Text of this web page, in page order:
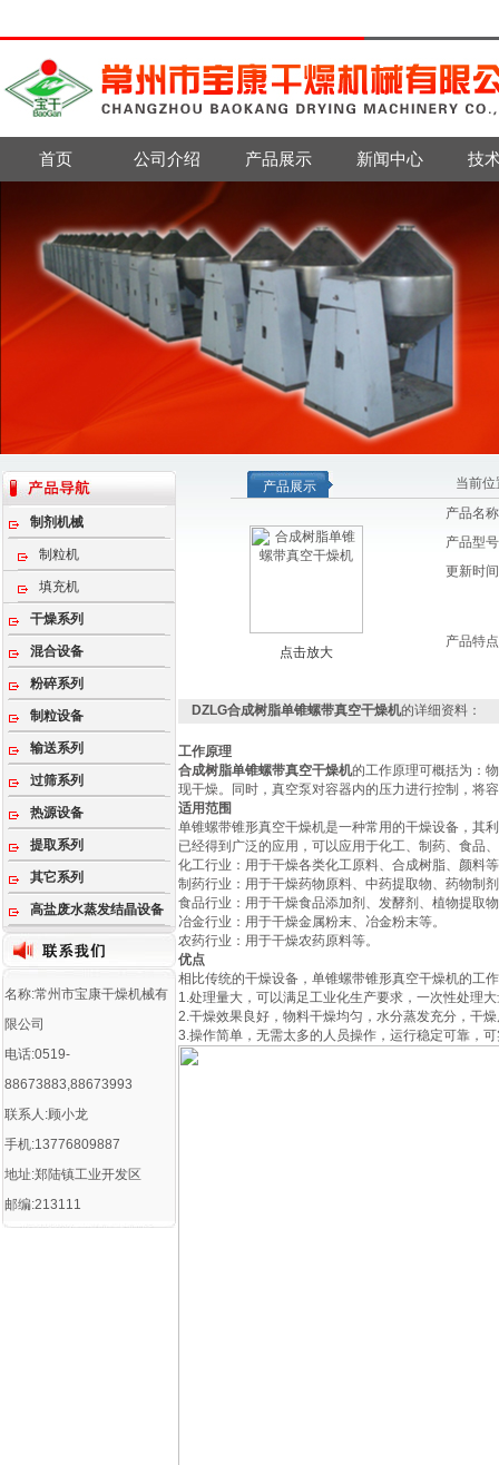
首页 公司介绍 产品展示 新闻中心 技
制剂机械
制粒机
填充机
干燥系列
混合设备
粉碎系列
制粒设备
输送系列
过筛系列
热源设备
提取系列
其它系列
高盐废水蒸发结晶设备
名称:常州市宝康干燥机械有
限公司
电话:0519-
88673883,88673993
联系人:顾小龙
手机:13776809887
地址:郑陆镇工业开发区
邮编:213111
产品展示 当前位
点击放大
产品名
产品型
更新时
产品特
DZLG合成树脂单锥螺带真空干燥机的详细资料：
工作原理
合成树脂单锥螺带真空干燥机的工作原理可概括为：
现干燥。同时，真空泵对容器内的压力进行控制，将
适用范围
单锥螺带锥形真空干燥机是一种常用的干燥设备，其
已经得到广泛的应用，可以应用于化工、制药、食品
化工行业‌：用于干燥各类化工原料、合成树脂、颜料
制药行业‌：用于干燥药物原料、中药提取物、药物制
食品行业‌：用于干燥食品添加剂、发酵剂、植物提取
‌冶金行业‌：用于干燥金属粉末、冶金粉末等‌。
‌农药行业‌：用于干燥农药原料等‌。
优点
相比传统的干燥设备，单锥螺带锥形真空干燥机的工
1.处理量大，可以满足工业化生产要求，一次性处理
2.干燥效果良好，物料干燥均匀，水分蒸发充分，干
3.操作简单，无需太多的人员操作，运行稳定可靠，